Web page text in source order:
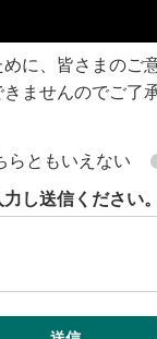
に、皆さまのご
ませんのでご了
らともいえない
し送信ください。